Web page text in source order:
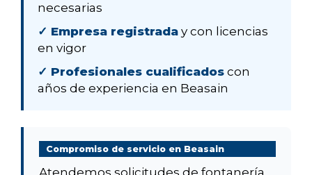
necesarias
✓ Empresa registrada y con licencias
en vigor
✓ Profesionales cualificados con
años de experiencia en Beasain
Compromiso de servicio en Beasain